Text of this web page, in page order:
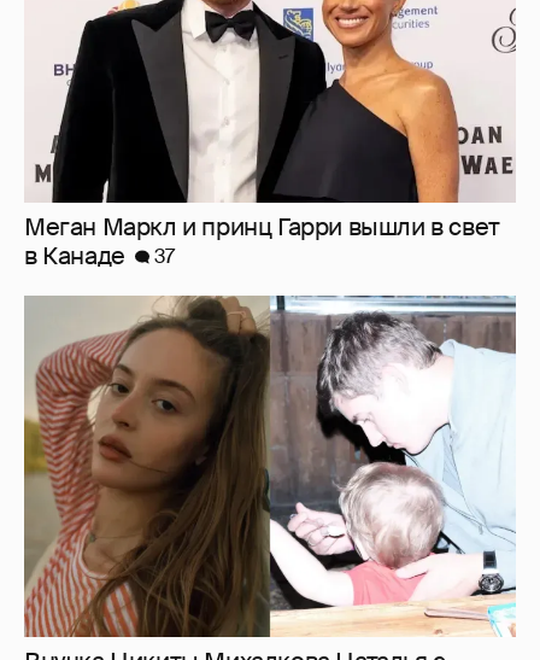
Меган Маркл и принц Гарри вышли в свет
в Канаде
37